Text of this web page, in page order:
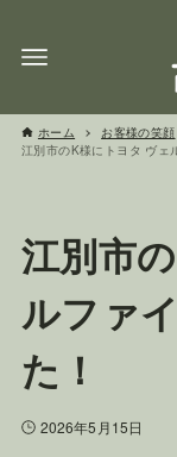
ホーム
お客様の笑顔
江別市のK様にトヨタ ヴェ
江別市
ルファ
た！
2026年5月15日